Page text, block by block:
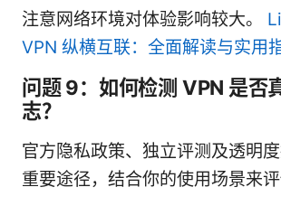
注意网络环境对体验影响较大。
VPN 纵横互联：全面解读与实用
问题 9：如何检测 VPN 是否
志？
官方隐私政策、独立评测及透明
重要途径，结合你的使用场景来评